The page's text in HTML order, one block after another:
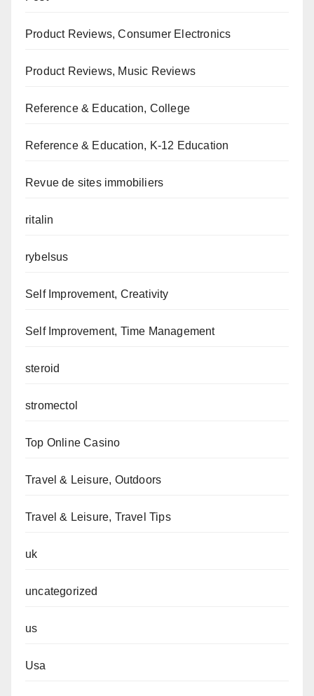
Product Reviews, Consumer Electronics
Product Reviews, Music Reviews
Reference & Education, College
Reference & Education, K-12 Education
Revue de sites immobiliers
ritalin
rybelsus
Self Improvement, Creativity
Self Improvement, Time Management
steroid
stromectol
Top Online Casino
Travel & Leisure, Outdoors
Travel & Leisure, Travel Tips
uk
uncategorized
us
Usa